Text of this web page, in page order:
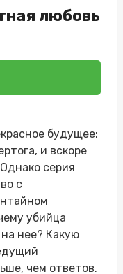
любовь
будущее:
и вскоре
серия
с
убийца
нее? Какую
чем ответов.